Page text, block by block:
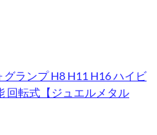
グランプ H8 H11 H16 ハイビ
回転式【ジュエルメタル